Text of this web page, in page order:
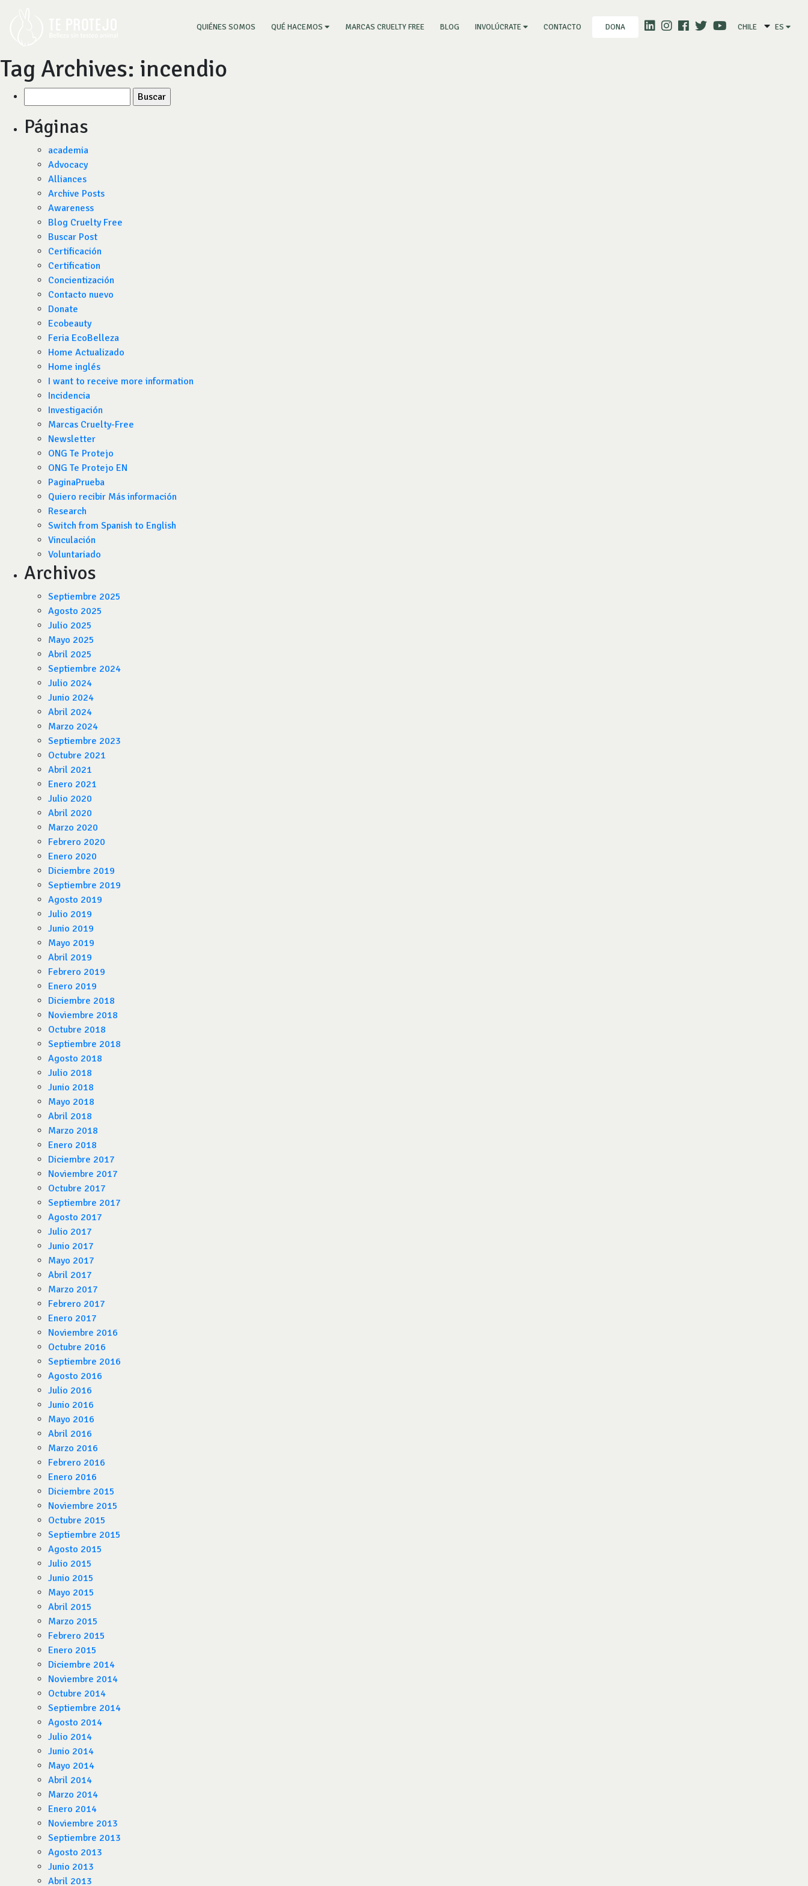
QUIÉNES SOMOS (CURRENT)
QUÉ HACEMOS MARCAS CRUELTY FREE BLOG INVOLÚCRATE CONTACTO DONA CHILE ES
Tag Archives: incendio
por:
Páginas
academia
Advocacy
Alliances
Archive Posts
Awareness
Blog Cruelty Free
Buscar Post
Certificación
Certification
Concientización
Contacto nuevo
Donate
Ecobeauty
Feria EcoBelleza
Home Actualizado
Home inglés
I want to receive more information
Incidencia
Investigación
Marcas Cruelty-Free
Newsletter
ONG Te Protejo
ONG Te Protejo EN
PaginaPrueba
Quiero recibir Más información
Research
Switch from Spanish to English
Vinculación
Voluntariado
Archivos
Septiembre 2025
Agosto 2025
Julio 2025
Mayo 2025
Abril 2025
Septiembre 2024
Julio 2024
Junio 2024
Abril 2024
Marzo 2024
Septiembre 2023
Octubre 2021
Abril 2021
Enero 2021
Julio 2020
Abril 2020
Marzo 2020
Febrero 2020
Enero 2020
Diciembre 2019
Septiembre 2019
Agosto 2019
Julio 2019
Junio 2019
Mayo 2019
Abril 2019
Febrero 2019
Enero 2019
Diciembre 2018
Noviembre 2018
Octubre 2018
Septiembre 2018
Agosto 2018
Julio 2018
Junio 2018
Mayo 2018
Abril 2018
Marzo 2018
Enero 2018
Diciembre 2017
Noviembre 2017
Octubre 2017
Septiembre 2017
Agosto 2017
Julio 2017
Junio 2017
Mayo 2017
Abril 2017
Marzo 2017
Febrero 2017
Enero 2017
Noviembre 2016
Octubre 2016
Septiembre 2016
Agosto 2016
Julio 2016
Junio 2016
Mayo 2016
Abril 2016
Marzo 2016
Febrero 2016
Enero 2016
Diciembre 2015
Noviembre 2015
Octubre 2015
Septiembre 2015
Agosto 2015
Julio 2015
Junio 2015
Mayo 2015
Abril 2015
Marzo 2015
Febrero 2015
Enero 2015
Diciembre 2014
Noviembre 2014
Octubre 2014
Septiembre 2014
Agosto 2014
Julio 2014
Junio 2014
Mayo 2014
Abril 2014
Marzo 2014
Enero 2014
Noviembre 2013
Septiembre 2013
Agosto 2013
Junio 2013
Abril 2013